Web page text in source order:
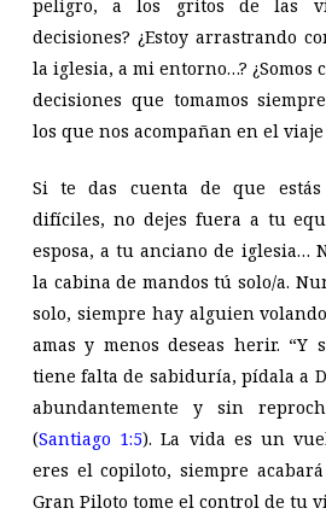
peligro, a los gritos de las
decisiones? ¿Estoy arrastrando
la iglesia, a mi entorno…? ¿Somos
decisiones que tomamos
los que nos acompañan en el
Si te das cuenta de que estás
difíciles, no dejes fuera a tu
esposa, a tu anciano de iglesia…
la cabina de mandos tú solo/a.
solo, siempre hay alguien
amas y menos deseas herir. “Y
tiene falta de sabiduría, pídala a
abundantemente y sin
(Santiago 1:5). La vida es un
eres el copiloto, siempre
Gran Piloto tome el control de tu